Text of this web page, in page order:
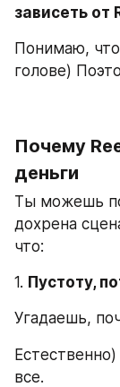
зависеть от
Понимаю, что
голове)
Почему
деньги
Ты можешь
дохрена
что:
1. Пустоту,
Угадаешь,
все.